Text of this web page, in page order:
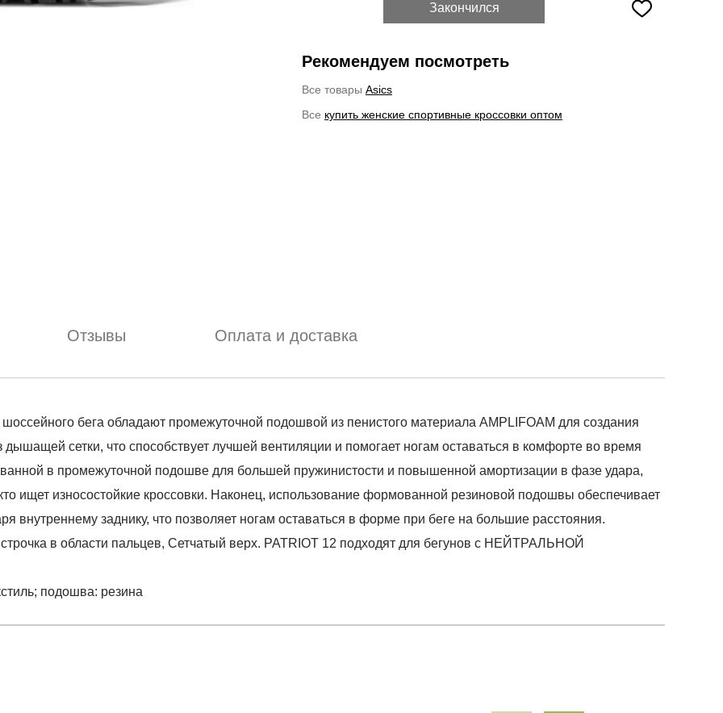
Закончился
Рекомендуем посмотреть
Все товары Asics
Все купить женские спортивные кроссовки оптом
Отзывы Оплата и доставка
бега обладают промежуточной подошвой из пенистого материала AMPLIFOAM для создания
дышащей сетки, что способствует лучшей вентиляции и помогает ногам оставаться в комфорте во время
в промежуточной подошве для большей пружинистости и повышенной амортизации в фазе удара,
ищет износостойкие кроссовки. Наконец, использование формованной резиновой подошвы обеспечивает
внутреннему заднику, что позволяет ногам оставаться в форме при беге на большие расстояния.
в области пальцев, Сетчатый верх. PATRIOT 12 подходят для бегунов с НЕЙТРАЛЬНОЙ
подошва: резина